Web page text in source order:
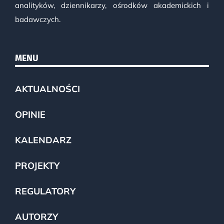
analityków, dziennikarzy, ośrodków akademickich i
badawczych.
MENU
AKTUALNOŚCI
OPINIE
KALENDARZ
PROJEKTY
REGULATORY
AUTORZY